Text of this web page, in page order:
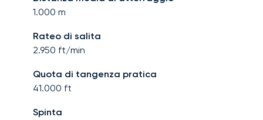
1.000 m
Rateo di salita
2.950 ft/min
Quota di tangenza pratica
41.000 ft
Spinta